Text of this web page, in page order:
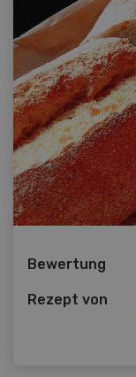
Bewertung
Rezept von